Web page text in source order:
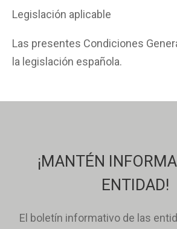
Legislación aplicable
Las presentes Condiciones
la legislación española.
¡MANTÉN
ENTIDAD!
El boletín informativo de las